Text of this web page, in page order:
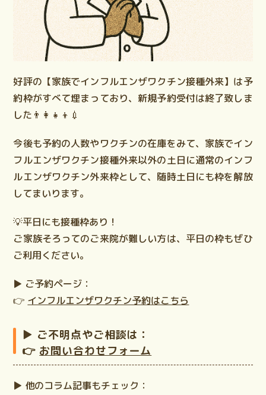
好評の【家族でインフルエンザワクチン接種外来】は予
約枠がすべて埋まっており、新規予約受付は終了致しま
した👨‍👩‍👧‍👦💉
今後も予約の人数やワクチンの在庫をみて、 家族でイン
フルエンザワクチン接種外来以外の土日に通常のインフ
ルエンザワクチン外来枠として、随時土日にも枠を解放
してまいります。
💡平日にも接種枠あり！
ご家族そろってのご来院が難しい方は、平日の枠もぜひ
ご利用ください。
▶️ ご予約ページ：
👉 インフルエンザワクチン予約はこちら
▶️ ご不明点やご相談は：
👉 お問い合わせフォーム
▶️ 他のコラム記事もチェック：